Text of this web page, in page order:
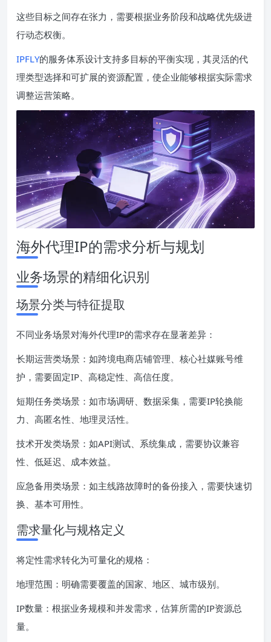
这些目标之间存在张力，需要根据业务阶段和战略优先级进
行动态权衡。
IPFLY的服务体系设计支持多目标的平衡实现，其灵活的代
理类型选择和可扩展的资源配置，使企业能够根据实际需求
调整运营策略。
海外代理IP的需求分析与规划
业务场景的精细化识别
场景分类与特征提取
不同业务场景对海外代理IP的需求存在显著差异：
长期运营类场景：如跨境电商店铺管理、核心社媒账号维
护，需要固定IP、高稳定性、高信任度。
短期任务类场景：如市场调研、数据采集，需要IP轮换能
力、高匿名性、地理灵活性。
技术开发类场景：如API测试、系统集成，需要协议兼容
性、低延迟、成本效益。
应急备用类场景：如主线路故障时的备份接入，需要快速切
换、基本可用性。
需求量化与规格定义
将定性需求转化为可量化的规格：
地理范围：明确需要覆盖的国家、地区、城市级别。
IP数量：根据业务规模和并发需求，估算所需的IP资源总
量。